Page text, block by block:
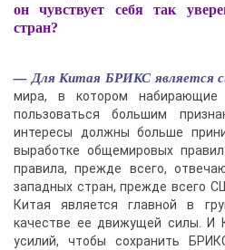
он чувствует себя так
стран?
— Для Китая БРИКС является
мира, в котором набирающие
пользоваться большим
интересы должны больше
выработке общемировых
правила, прежде всего,
западных стран, прежде всего
Китая является главной в
качестве ее движущей силы. И
усилий, чтобы сохранить